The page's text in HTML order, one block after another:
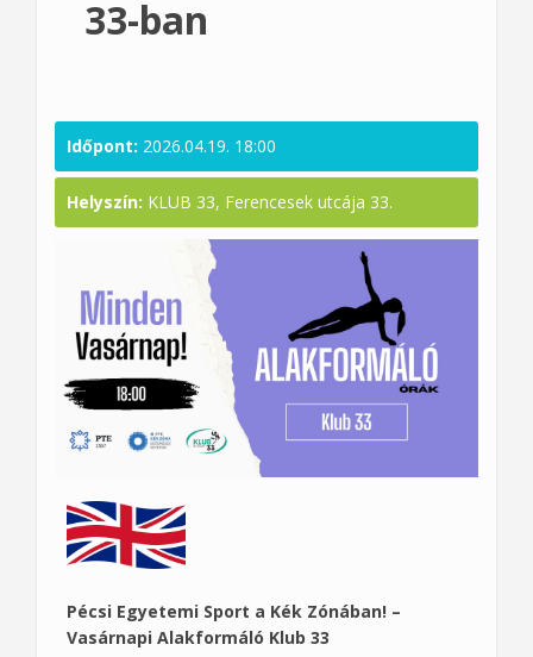
33-ban
Időpont: 2026.04.19. 18:00
Helyszín: KLUB 33, Ferencesek utcája 33.
Pécsi Egyetemi Sport a Kék Zónában! –
Vasárnapi Alakformáló Klub 33